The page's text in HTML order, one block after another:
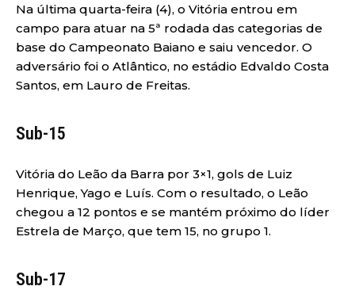
Na última quarta-feira (4), o Vitória entrou em
campo para atuar na 5ª rodada das categorias de
base do Campeonato Baiano e saiu vencedor. O
adversário foi o Atlântico, no estádio Edvaldo Costa
Santos, em Lauro de Freitas.
Sub-15
Vitória do Leão da Barra por 3×1, gols de Luiz
Henrique, Yago e Luís. Com o resultado, o Leão
chegou a 12 pontos e se mantém próximo do líder
Estrela de Março, que tem 15, no grupo 1.
Sub-17